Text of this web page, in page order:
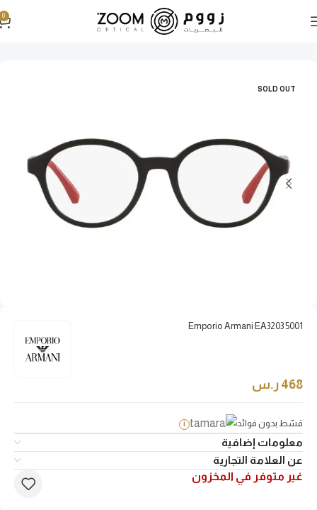
0
SOLD OUT
Emporio Armani EA3203 5001
468 ر.س
قسّط بدون فوائد i
معلومات إضافية
عن العلامة التجارية
غير متوفر في المخزون